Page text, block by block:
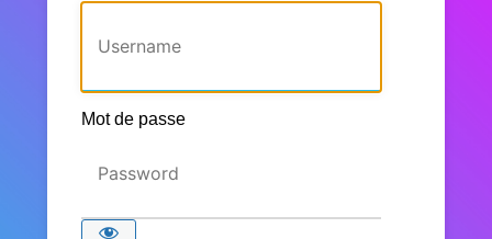
Mot de passe